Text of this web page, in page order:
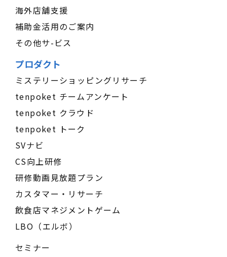
海外店舗支援
補助金活用のご案内
その他サ-ビス
プロダクト
ミステリーショッピングリサーチ
tenpoket チームアンケート
tenpoket クラウド
tenpoket トーク
SVナビ
CS向上研修
研修動画見放題プラン
カスタマー・リサーチ
飲食店マネジメントゲーム
LBO（エルボ）
セミナー